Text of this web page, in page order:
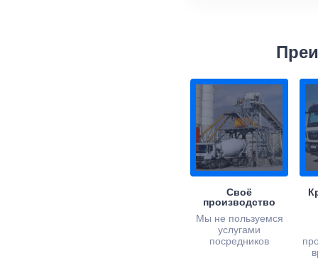
Своё
производство
Мы не пользуемся
услугами
посредников